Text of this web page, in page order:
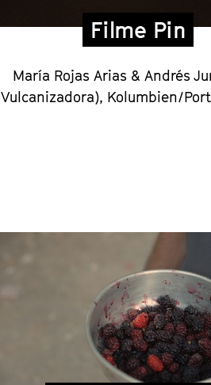
Filme Pin
María Rojas Arias & Andrés
Vulcanizadora), Kolumbien/